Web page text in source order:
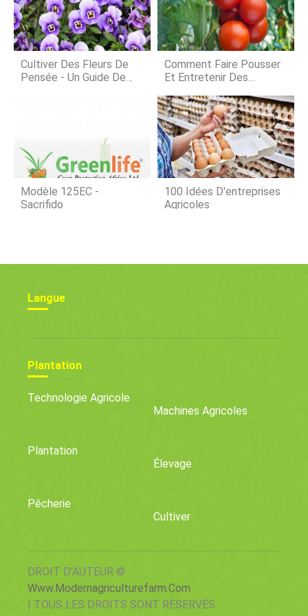
votre lecture pour en savoir plus sur
la récolte et la cueillette des pois aux
yeux noirs. Quand choisir les pois aux
yeux noirs Originaire dAsie
subtropicale, les pois aux yeux noirs
so
Cultiver Des Fleurs De
Pensée - Un Guide De
Comment Faire Pousser
Et Entretenir Des
Jardin
Modèle 125EC -
Sacrifido
100 Idées D'entreprises
Agricoles
Langue
Plantation
Technologie Agricole
Machines Agricoles
Plantation
Élevage
Pêcherie
Cultiver
DROIT D'AUTEUR ©
Www.modernagriculturefarm.com
| TOUS LES DROITS SONT RÉSERVÉS